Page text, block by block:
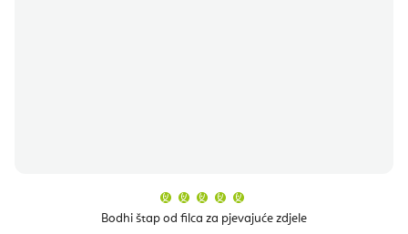
Bodhi štap od filca za pjevajuće zdjele
proizvoda
je